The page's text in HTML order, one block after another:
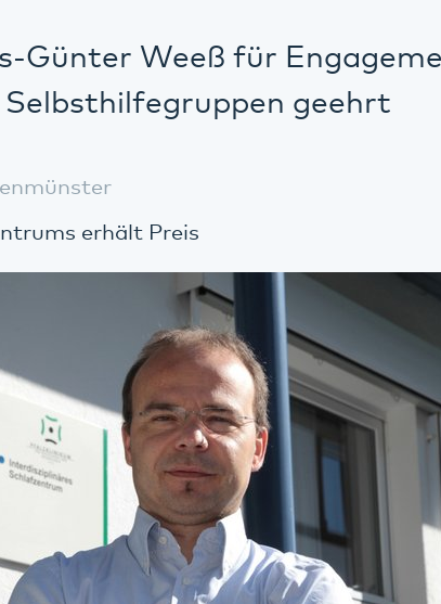
Günter Weeß für
Selbsthilfegruppen geehrt
erhält Preis